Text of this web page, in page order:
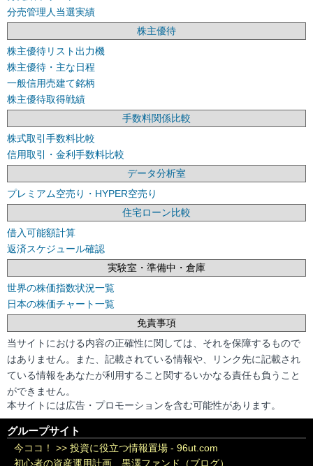
分売管理人当選実績
株主優待
株主優待リスト出力機
株主優待・主な日程
一般信用売建て銘柄
株主優待取得戦績
手数料関係比較
株式取引手数料比較
信用取引・金利手数料比較
データ分析室
プレミアム空売り・HYPER空売り
住宅ローン比較
借入可能額計算
返済スケジュール確認
実験室・準備中・倉庫
世界の株価指数状況一覧
日本の株価チャート一覧
免責事項
当サイトにおける内容の正確性に関しては、それを保障するもので
はありません。また、記載されている情報や、リンク先に記載され
ている情報をあなたが利用すること関するいかなる責任も負うこと
ができません。
本サイトには広告・プロモーションを含む可能性があります。
グループサイト
今ココ！ >> 投資に役立つ情報置場 - 96ut.com
初心者の資産運用計画 黒澤ファンド（ブログ）